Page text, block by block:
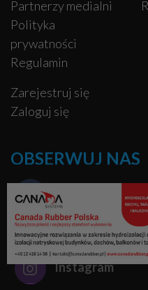
Partnerzy medialni
Polityka
prywatności
Regulamin
Zarejestruj się
Zaloguj się
OBSERWUJ NAS
Facebook
Pinterest
Instagram